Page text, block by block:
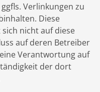
Verlinkungen zu
Diese
nicht auf diese
auf deren Betreiber
Verantwortung auf
der dort